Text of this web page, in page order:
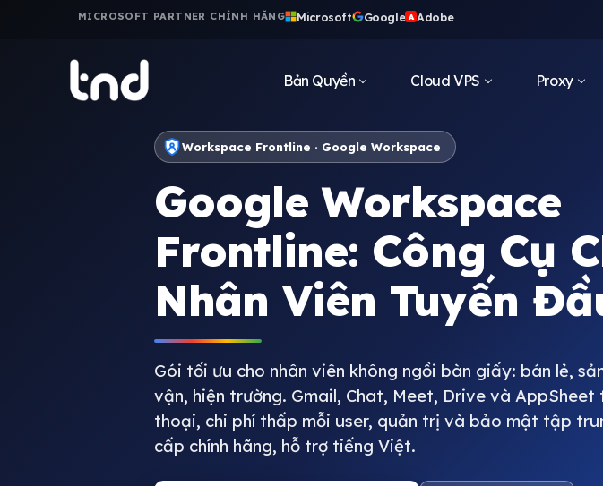
MICROSOFT PARTNER CHÍNH HÃNG Microsoft Google A Adobe
Bản Quyền Cloud VPS Proxy
Workspace Frontline · Google Workspace
Google Workspace
Frontline: Công Cụ
Nhân Viên Tuyến
Gói tối ưu cho nhân viên không ngồi bàn giấy: bán lẻ,
vận, hiện trường. Gmail, Chat, Meet, Drive và AppSheet
thoại, chi phí thấp mỗi user, quản trị và bảo mật tập
cấp chính hãng, hỗ trợ tiếng Việt.